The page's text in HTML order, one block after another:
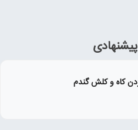
کاه و کلش گندم